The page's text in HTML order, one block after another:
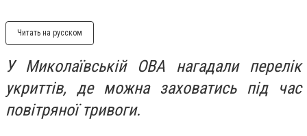
Читать на русском
У Миколаївській ОВА нагадали перелік
укриттів, де можна заховатись під час
повітряної тривоги.